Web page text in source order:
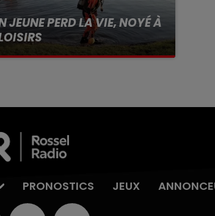
JEUNE PERD LA VIE, NOYÉ À
à pic
PRONOSTICS JEUX